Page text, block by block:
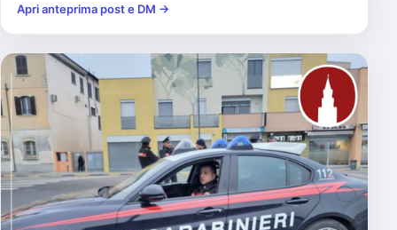
Apri anteprima post e DM →